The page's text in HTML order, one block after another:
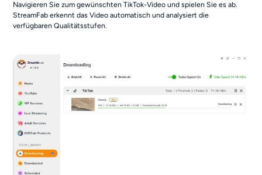
Navigieren Sie zum gewünschten TikTok-Video und spielen Sie es ab.
StreamFab erkennt das Video automatisch und analysiert die
verfügbaren Qualitätsstufen.